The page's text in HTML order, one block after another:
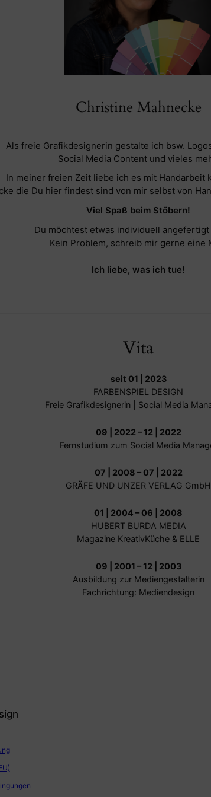
Christine Mahnecke
Als freie Grafikdesignerin gestalte ich bsw.
Social Media Content und vieles
In meiner freien Zeit liebe ich es mit Handarbeit
die Du hier findest sind von mir selbst von
Viel Spaß beim Stöbern!
Du möchtest etwas individuell angefertigt
Kein Problem, schreib mir gerne eine
Ich liebe, was ich tue!
Vita
seit 01 | 2023
FARBENSPIEL DESIGN
Freie Grafikdesignerin | Social Media
09 | 2022 – 12 | 2022
Fernstudium zum Social Media
07 | 2008 – 07 | 2022
GRÄFE UND UNZER VERLAG GmbH
01 | 2004 – 06 | 2008
HUBERT BURDA MEDIA
Magazine KreativKüche & ELLE
09 | 2001 – 12 | 2003
Ausbildung zur Mediengestalterin
Fachrichtung: Mediendesign